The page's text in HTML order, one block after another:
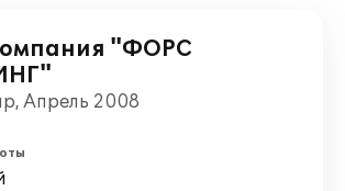
"ФОРС
Апрель 2008